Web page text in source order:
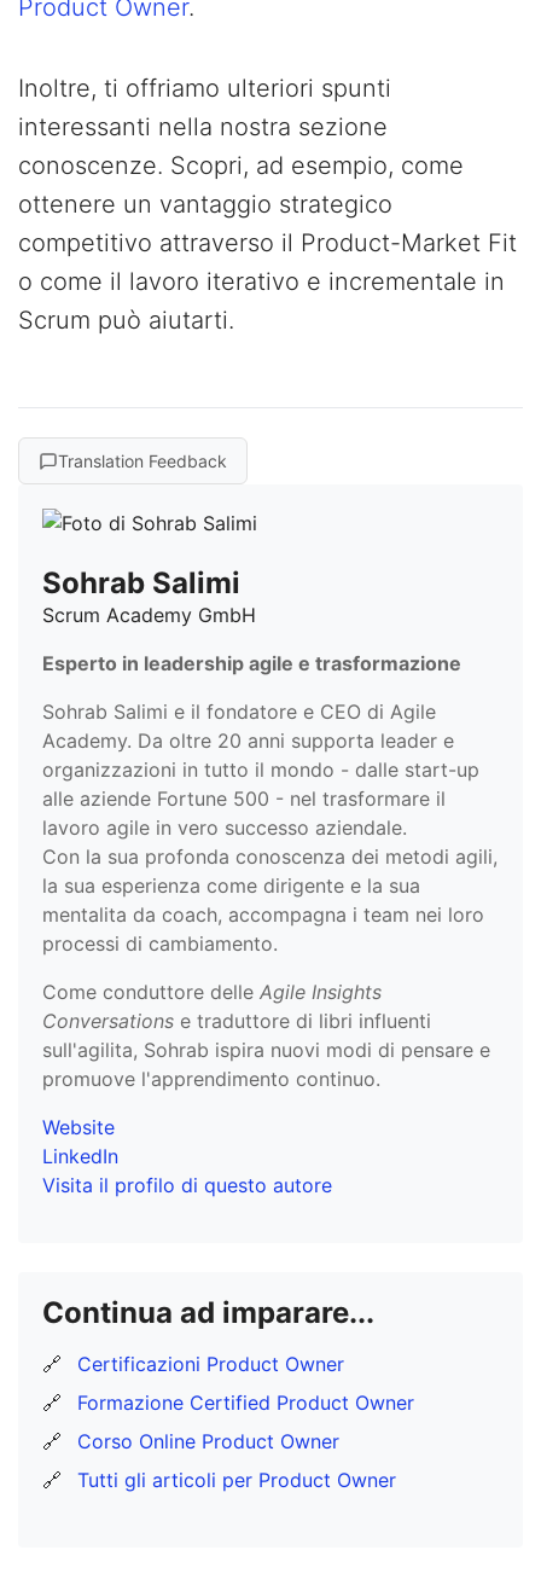
Product Owner.
Inoltre, ti offriamo ulteriori spunti
interessanti nella nostra sezione
conoscenze. Scopri, ad esempio, come
ottenere un vantaggio strategico
competitivo attraverso il Product-Market Fit
o come il lavoro iterativo e incrementale in
Scrum può aiutarti.
Translation Feedback
Sohrab Salimi
Scrum Academy GmbH
Esperto in leadership agile e trasformazione
Sohrab Salimi e il fondatore e CEO di Agile
Academy. Da oltre 20 anni supporta leader e
organizzazioni in tutto il mondo - dalle start-up
alle aziende Fortune 500 - nel trasformare il
lavoro agile in vero successo aziendale.
Con la sua profonda conoscenza dei metodi agili,
la sua esperienza come dirigente e la sua
mentalita da coach, accompagna i team nei loro
processi di cambiamento.
Come conduttore delle Agile Insights
Conversations e traduttore di libri influenti
sull'agilita, Sohrab ispira nuovi modi di pensare e
promuove l'apprendimento continuo.
Website
LinkedIn
Visita il profilo di questo autore
Continua ad imparare...
🔗
Certificazioni Product Owner
🔗
Formazione Certified Product Owner
🔗
Corso Online Product Owner
🔗
Tutti gli articoli per Product Owner